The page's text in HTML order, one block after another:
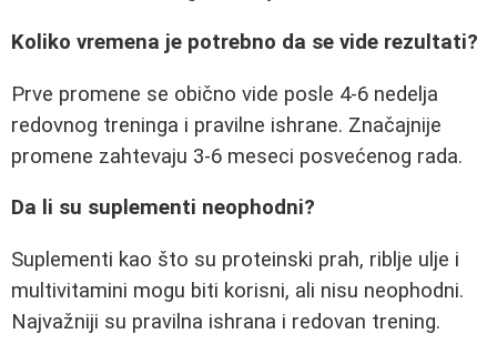
Koliko vremena je potrebno da se vide rezultati?
Prve promene se obično vide posle 4-6 nedelja
redovnog treninga i pravilne ishrane. Značajnije
promene zahtevaju 3-6 meseci posvećenog rada.
Da li su suplementi neophodni?
Suplementi kao što su proteinski prah, riblje ulje i
multivitamini mogu biti korisni, ali nisu neophodni.
Najvažniji su pravilna ishrana i redovan trening.